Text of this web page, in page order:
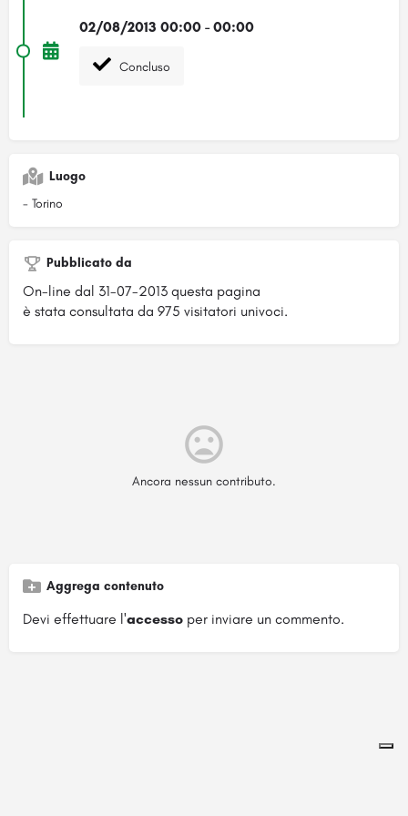
02/08/2013 00:00 - 00:00
Concluso
Luogo
- Torino
Pubblicato da
On-line dal 31-07-2013 questa pagina
è stata consultata da 975 visitatori univoci.
Ancora nessun contributo.
Aggrega contenuto
Devi effettuare l'accesso per inviare un commento.